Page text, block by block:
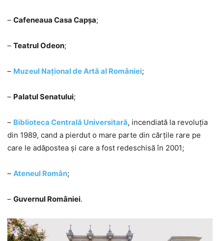
– Cafeneaua Casa Capșa;
– Teatrul Odeon;
– Muzeul Național de Artă al României;
– Palatul Senatului;
– Biblioteca Centrală Universitară, incendiată la revoluția
din 1989, cand a pierdut o mare parte din cărțile rare pe
care le adăpostea și care a fost redeschisă în 2001;
– Ateneul Român;
– Guvernul României.